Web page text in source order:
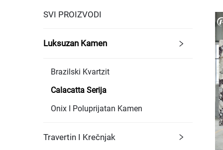
SVI PROIZVODI
Luksuzan Kamen
Brazilski Kvartzit
Calacatta Serija
Onix I Poluprijatan Kamen
Travertin I Krečnjak